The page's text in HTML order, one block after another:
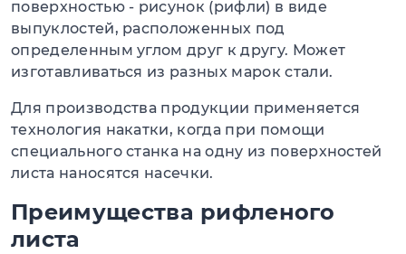
поверхностью - рисунок (рифли) в виде
выпуклостей, расположенных под
определенным углом друг к другу. Может
изготавливаться из разных марок стали.
Для производства продукции применяется
технология накатки, когда при помощи
специального станка на одну из поверхностей
листа наносятся насечки.
Преимущества рифленого
листа